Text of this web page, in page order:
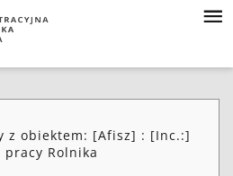
z obiektem: [Afisz] : [Inc.:]
pracy Rolnika